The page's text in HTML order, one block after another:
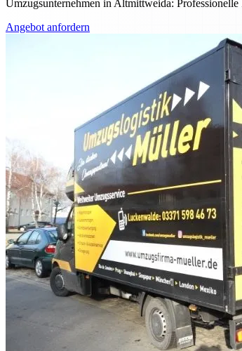
Umzugsunternehmen in Altmittweida:
Angebot anfordern